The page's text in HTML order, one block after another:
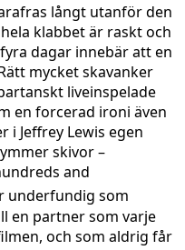
långt utanför den
klabbet är raskt och
dagar innebär att en
mycket skavanker
liveinspelade
en forcerad ironi även
i Jeffrey Lewis egen
skivor –
and
underfundig som
en partner som varje
och som aldrig får